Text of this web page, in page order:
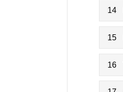
14
15
16